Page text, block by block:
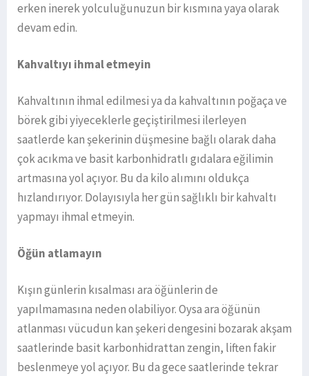
erken inerek yolculuğunuzun bir kısmına yaya olarak
devam edin.
Kahvaltıyı ihmal etmeyin
Kahvaltının ihmal edilmesi ya da kahvaltının poğaça ve
börek gibi yiyeceklerle geçiştirilmesi ilerleyen
saatlerde kan şekerinin düşmesine bağlı olarak daha
çok acıkma ve basit karbonhidratlı gıdalara eğilimin
artmasına yol açıyor. Bu da kilo alımını oldukça
hızlandırıyor. Dolayısıyla her gün sağlıklı bir kahvaltı
yapmayı ihmal etmeyin.
Öğün atlamayın
Kışın günlerin kısalması ara öğünlerin de
yapılmamasına neden olabiliyor. Oysa ara öğünün
atlanması vücudun kan şekeri dengesini bozarak akşam
saatlerinde basit karbonhidrattan zengin, liften fakir
beslenmeye yol açıyor. Bu da gece saatlerinde tekrar